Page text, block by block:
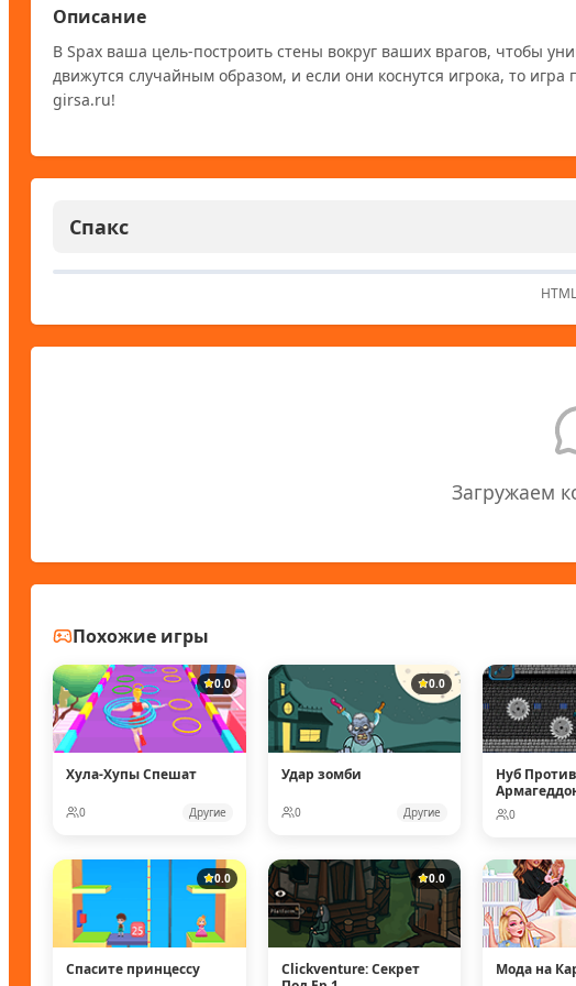
Описание
В Spax ваша цель-построить стены вокруг ваших врагов, чтобы
движутся случайным образом, и если они коснутся игрока, то
girsa.ru!
Спакс
Загружаем
Похожие игры
0.0
Хула-Хупы Спешат
0 Другие
0.0
Удар зомби
0 Другие
Нуб
0
0.0
Спасите принцессу
0.0
Clickventure: Секрет
Мода на